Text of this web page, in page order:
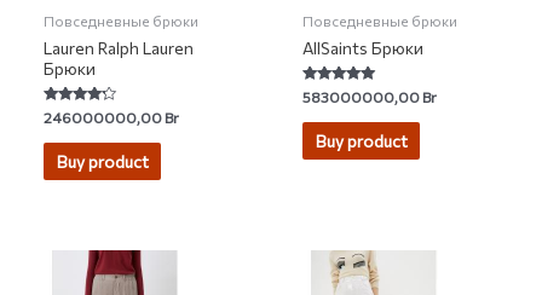
Повседневные брюки
Lauren Ralph Lauren
Брюки
Rated
4.00
out of 5
246000000,00Br
Buy product
Повседневные брюки
AllSaints Брюки
Rated
5.00
out of 5
583000000,00Br
Buy product